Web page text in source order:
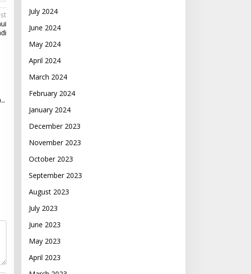
July 2024
June 2024
May 2024
April 2024
March 2024
February 2024
January 2024
December 2023
November 2023
October 2023
September 2023
August 2023
July 2023
June 2023
May 2023
April 2023